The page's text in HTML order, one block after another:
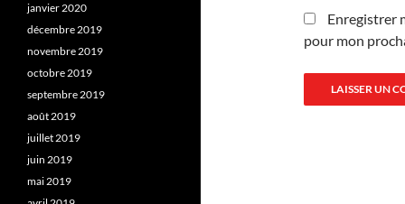
Enregistrer
pour mon
janvier 2020
décembre 2019
novembre 2019
octobre 2019
septembre 2019
août 2019
juillet 2019
juin 2019
mai 2019